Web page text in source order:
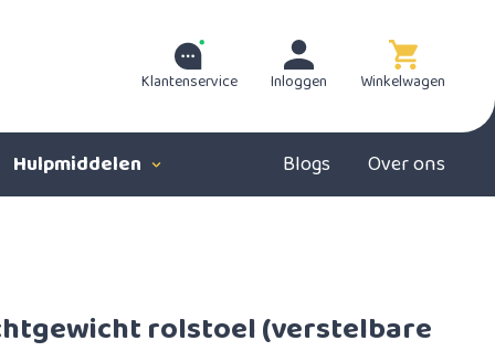
Klantenservice Inloggen Winkelwagen
Hulpmiddelen Blogs Over ons
rolstoel (verstelbare